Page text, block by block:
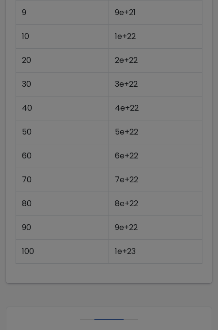
9 9e+21
10 1e+22
20 2e+22
30 3e+22
40 4e+22
50 5e+22
60 6e+22
70 7e+22
80 8e+22
90 9e+22
100 1e+23